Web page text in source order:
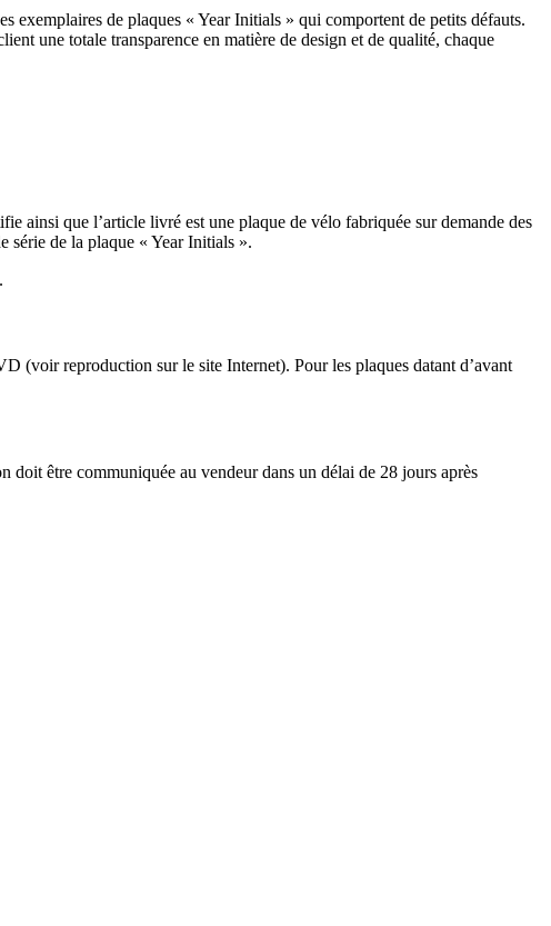
exemplaires de plaques « Year Initials » qui comportent de petits défauts.
une totale transparence en matière de design et de qualité, chaque
ainsi que l’article livré est une plaque de vélo fabriquée sur demande des
série de la plaque « Year Initials ».
(voir reproduction sur le site Internet). Pour les plaques datant d’avant
doit être communiquée au vendeur dans un délai de 28 jours après